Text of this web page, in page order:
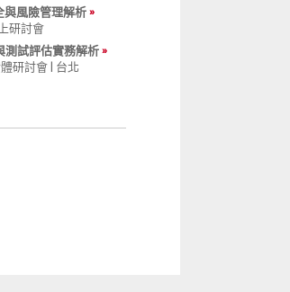
與風險管理解析
研討會
測試評估實務解析
研討會 | 台北